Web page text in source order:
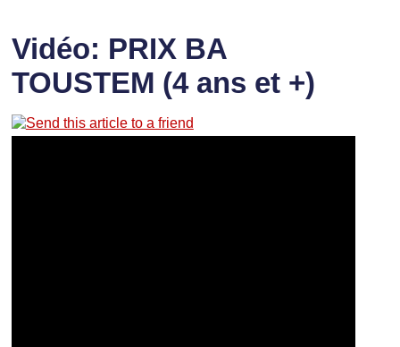
Vidéo: PRIX BA
TOUSTEM (4 ans et +)